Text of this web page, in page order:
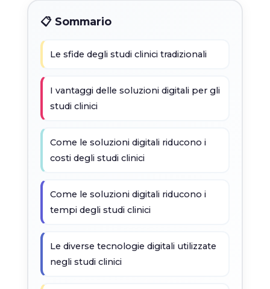
📋 Sommario
Le sfide degli studi clinici tradizionali
I vantaggi delle soluzioni digitali per gli
studi clinici
Come le soluzioni digitali riducono i
costi degli studi clinici
Come le soluzioni digitali riducono i
tempi degli studi clinici
Le diverse tecnologie digitali utilizzate
negli studi clinici